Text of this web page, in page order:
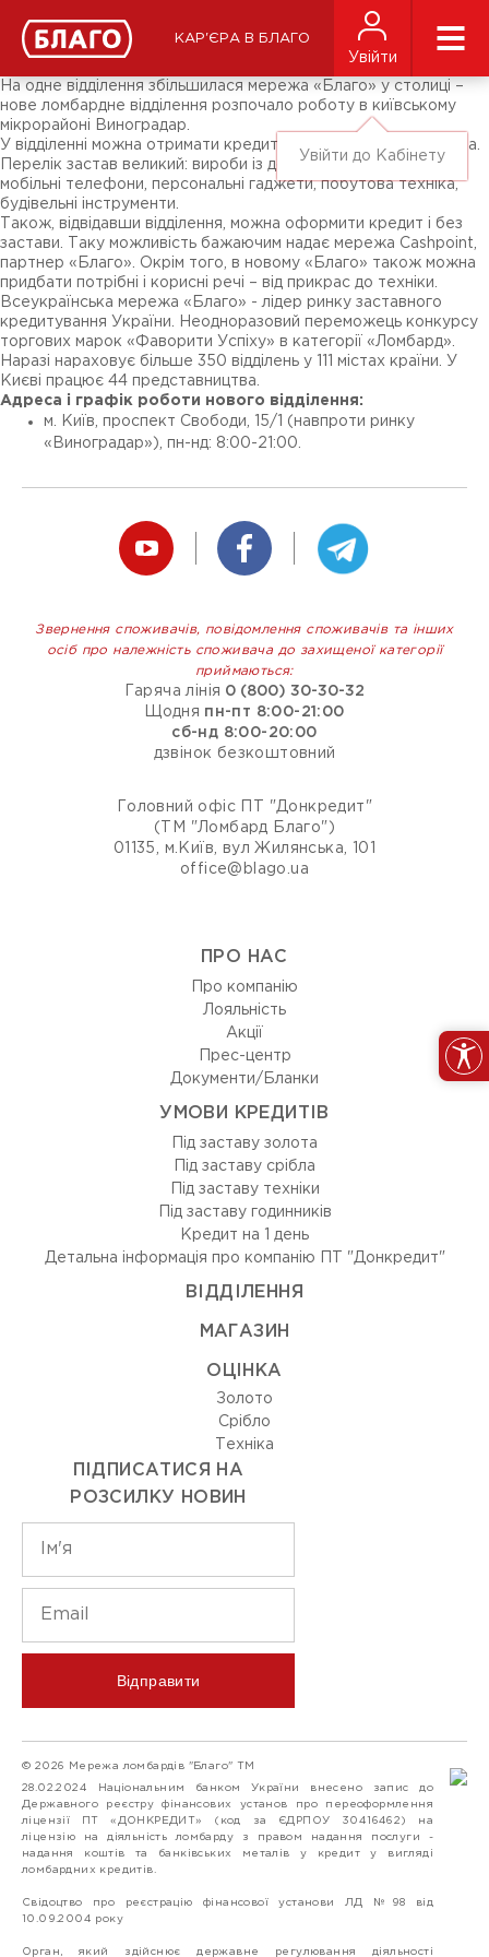
КАР'ЄРА В БЛАГО
Увійти
Увійти до Кабінету
ЗМІ про нас
Підписники соц-мереж
Ярмарки
На одне відділення збільшилася мережа «Благо» у столиці –
нове ломбардне відділення розпочало роботу в київському
мікрорайоні Виноградар.
У відділенні можна отримати кредит під заставу цінного майна.
Перелік застав великий: вироби із дорогоцінних металів,
мобільні телефони, персональні гаджети, побутова техніка,
будівельні інструменти.
Також, відвідавши відділення, можна оформити кредит і без
застави. Таку можливість бажаючим надає мережа Cashpoint,
партнер «Благо». Окрім того, в новому «Благо» також можна
придбати потрібні і корисні речі – від прикрас до техніки.
Всеукраїнська мережа «Благо» - лідер ринку заставного
кредитування України. Неодноразовий переможець конкурсу
торгових марок «Фаворити Успіху» в категорії «Ломбард».
Наразі нараховує більше 350 відділень у 111 містах країни. У
Києві працює 44 представництва.
Адреса і графік роботи нового відділення:
м. Київ, проспект Свободи, 15/1 (навпроти ринку
«Виноградар»), пн-нд: 8:00-21:00.
Звернення споживачів, повідомлення споживачів та інших
осіб про належність споживача до захищеної категорії
приймаються:
Гаряча лінія 0 (800) 30-30-32
Щодня пн-пт 8:00-21:00
сб-нд 8:00-20:00
дзвінок безкоштовний
Головний офіс ПТ "Донкредит"
(ТМ "Ломбард Благо")
01135, м.Київ, вул Жилянська, 101
office@blago.ua
ПРО НАС
Про компанію
Лояльність
Акції
Прес-центр
Документи/Бланки
УМОВИ КРЕДИТІВ
Під заставу золота
Під заставу срібла
Під заставу техніки
Під заставу годинників
Кредит на 1 день
Детальна інформація про компанію ПТ "Донкредит"
ВIДДIЛЕННЯ
МАГАЗИН
ОЦIНКА
Золото
Срiбло
Технiка
ПІДПИСАТИСЯ НА
РОЗСИЛКУ НОВИН
Відправити
© 2026 Мережа ломбардів "Благо" ТМ
28.02.2024 Національним банком України внесено запис до
Державного реєстру фінансових установ про переоформлення
ліцензії ПТ «ДОНКРЕДИТ» (код за ЄДРПОУ 30416462) на
ліцензію на діяльність ломбарду з правом надання послуги -
надання коштів та банківських металів у кредит у вигляді
ломбардних кредитів.
Свідоцтво про реєстрацію фінансової установи ЛД №98 від
10.09.2004 року
Орган, який здійснює державне регулювання діяльності